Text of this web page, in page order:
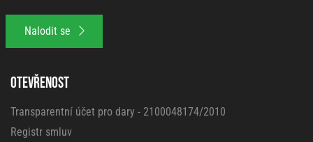
OTEVŘENOST
Transparentní účet pro dary - 2100048174/2010
Registr smluv
Nalodit se